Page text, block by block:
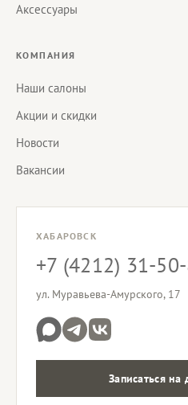
Аксессуары
КОМПАНИЯ
Наши салоны
Акции и скидки
Новости
Вакансии
ХАБАРОВСК
+7 (4212) 31-
ул. Муравьева-Амурского, 17
Записаться на